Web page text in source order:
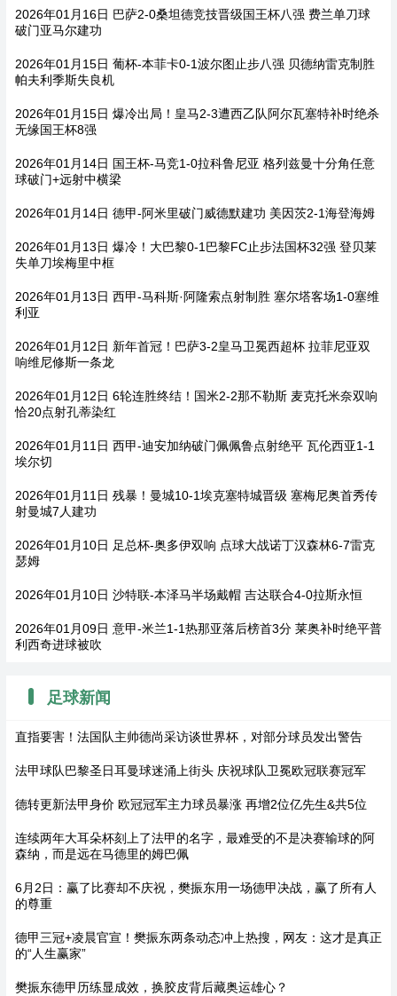
2026年01月16日 巴萨2-0桑坦德竞技晋级国王杯八强 费兰单刀球
破门亚马尔建功
2026年01月15日 葡杯-本菲卡0-1波尔图止步八强 贝德纳雷克制胜
帕夫利季斯失良机
2026年01月15日 爆冷出局！皇马2-3遭西乙队阿尔瓦塞特补时绝杀
无缘国王杯8强
2026年01月14日 国王杯-马竞1-0拉科鲁尼亚 格列兹曼十分角任意
球破门+远射中横梁
2026年01月14日 德甲-阿米里破门威德默建功 美因茨2-1海登海姆
2026年01月13日 爆冷！大巴黎0-1巴黎FC止步法国杯32强 登贝莱
失单刀埃梅里中框
2026年01月13日 西甲-马科斯·阿隆索点射制胜 塞尔塔客场1-0塞维
利亚
2026年01月12日 新年首冠！巴萨3-2皇马卫冕西超杯 拉菲尼亚双
响维尼修斯一条龙
2026年01月12日 6轮连胜终结！国米2-2那不勒斯 麦克托米奈双响
恰20点射孔蒂染红
2026年01月11日 西甲-迪安加纳破门佩佩鲁点射绝平 瓦伦西亚1-1
埃尔切
2026年01月11日 残暴！曼城10-1埃克塞特城晋级 塞梅尼奥首秀传
射曼城7人建功
2026年01月10日 足总杯-奥多伊双响 点球大战诺丁汉森林6-7雷克
瑟姆
2026年01月10日 沙特联-本泽马半场戴帽 吉达联合4-0拉斯永恒
2026年01月09日 意甲-米兰1-1热那亚落后榜首3分 莱奥补时绝平普
利西奇进球被吹
足球新闻
直指要害！法国队主帅德尚采访谈世界杯，对部分球员发出警告
法甲球队巴黎圣日耳曼球迷涌上街头 庆祝球队卫冕欧冠联赛冠军
德转更新法甲身价 欧冠冠军主力球员暴涨 再增2位亿先生&共5位
连续两年大耳朵杯刻上了法甲的名字，最难受的不是决赛输球的阿
森纳，而是远在马德里的姆巴佩
6月2日：赢了比赛却不庆祝，樊振东用一场德甲决战，赢了所有人
的尊重
德甲三冠+凌晨官宣！樊振东两条动态冲上热搜，网友：这才是真正
的“人生赢家”
樊振东德甲历练显成效，换胶皮背后藏奥运雄心？